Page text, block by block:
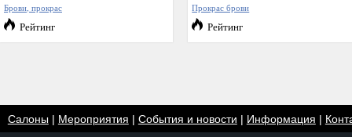
Брови, прокрас
Рейтинг
Прокрас брови
Рейтинг
Салоны| Мероприятия | События и новости | Информация |